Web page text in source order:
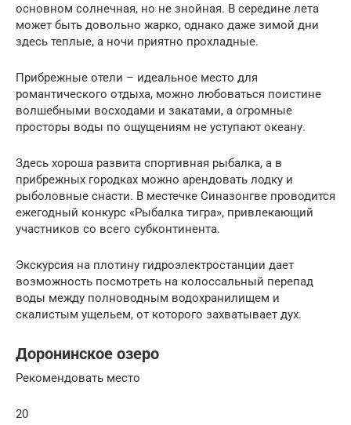
основном солнечная, но не знойная. В середине лета
может быть довольно жарко, однако даже зимой дни
здесь теплые, а ночи приятно прохладные.
Прибрежные отели – идеальное место для
романтического отдыха, можно любоваться поистине
волшебными восходами и закатами, а огромные
просторы воды по ощущениям не уступают океану.
Здесь хороша развита спортивная рыбалка, а в
прибрежных городках можно арендовать лодку и
рыболовные снасти. В местечке Синазонгве проводится
ежегодный конкурс «Рыбалка тигра», привлекающий
участников со всего субконтинента.
Экскурсия на плотину гидроэлектростанции дает
возможность посмотреть на колоссальный перепад
воды между полноводным водохранилищем и
скалистым ущельем, от которого захватывает дух.
Доронинское озеро
Рекомендовать место
20